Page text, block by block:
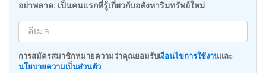
อย่าพลาด: เป็นคนแรกที่รู้เกี่ยวกับอสังหาริมทรัพย์ใหม่
การสมัครสมาชิกหมายความว่าคุณยอมรับเงื่อนไขการใช้งานและ
นโยบายความเป็นส่วนตัว